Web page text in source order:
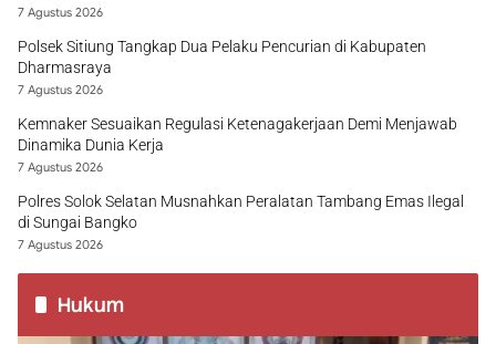
7 Agustus 2026
Polsek Sitiung Tangkap Dua Pelaku Pencurian di Kabupaten
Dharmasraya
7 Agustus 2026
Kemnaker Sesuaikan Regulasi Ketenagakerjaan Demi Menjawab
Dinamika Dunia Kerja
7 Agustus 2026
Polres Solok Selatan Musnahkan Peralatan Tambang Emas Ilegal
di Sungai Bangko
7 Agustus 2026
Hukum